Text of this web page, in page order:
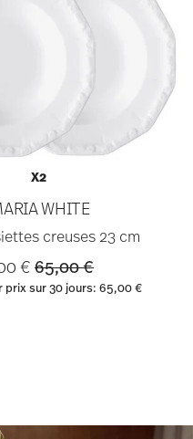
X2
WHITE
creuses 23 cm
€ Price reduced from
65,00 €to
prix sur 30 jours: 65,00 €